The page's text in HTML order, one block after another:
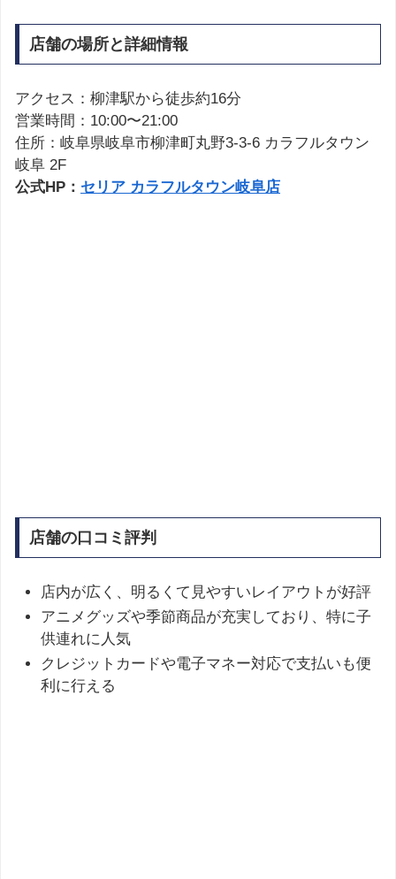
店舗の場所と詳細情報
アクセス：柳津駅から徒歩約16分
営業時間：10:00〜21:00
住所：岐阜県岐阜市柳津町丸野3-3-6 カラフルタウン
岐阜 2F
公式HP： セリア カラフルタウン岐阜店
店舗の口コミ評判
店内が広く、明るくて見やすいレイアウトが好評
アニメグッズや季節商品が充実しており、特に子
供連れに人気
クレジットカードや電子マネー対応で支払いも便
利に行える